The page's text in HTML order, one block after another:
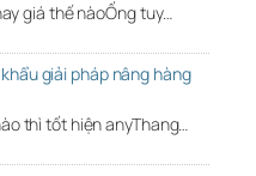
giá thế nàoỐng tuy…
giải pháp nâng hàng
thì tốt hiện anyThang…